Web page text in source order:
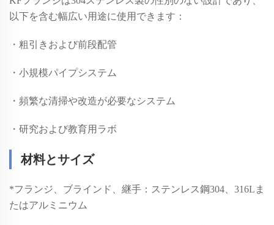
以下を含む幅広い用途に使用できます：
・粗引きおよび前段配管
・小規模パイプシステム
・頻繁な清掃や改造が必要なシステム
・研究および教育用ラボ
材料とサイズ
*フランジ、ブラインド、継手：ステンレス鋼304、316Lま
たはアルミニウム